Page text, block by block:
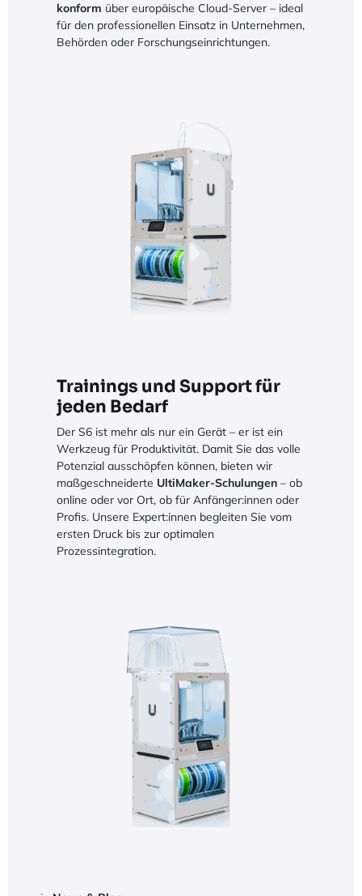
konform über europäische Cloud-Server – ideal
für den professionellen Einsatz in Unternehmen,
Behörden oder Forschungseinrichtungen.
Trainings und Support für
jeden Bedarf
Der S6 ist mehr als nur ein Gerät – er ist ein
Werkzeug für Produktivität. Damit Sie das volle
Potenzial ausschöpfen können, bieten wir
maßgeschneiderte UltiMaker-Schulungen – ob
online oder vor Ort, ob für Anfänger:innen oder
Profis. Unsere Expert:innen begleiten Sie vom
ersten Druck bis zur optimalen
Prozessintegration.